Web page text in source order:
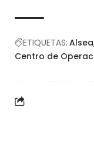
ETIQUETAS: Alsea
Centro de